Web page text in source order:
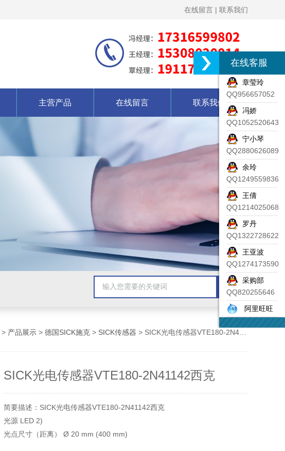
在线留言 | 联系我们
主营产品 在线留言 联系我们
> 产品展示 > 德国SICK施克 > SICK传感器 > SICK光电传感器VTE180-2N41142西克
SICK光电传感器VTE180-2N41142西克
简要描述：SICK光电传感器VTE180-2N41142西克
光源 LED 2)
光点尺寸（距离） Ø 20 mm (400 mm)
在线客服
章莹玲
QQ956657052
冯娇
QQ1052520643
宁小琴
QQ2880626089
余玲
QQ1249559836
王倩
QQ1214025068
罗丹
QQ1322728622
王亚波
QQ1274173590
采购部
QQ820255646
阿里旺旺